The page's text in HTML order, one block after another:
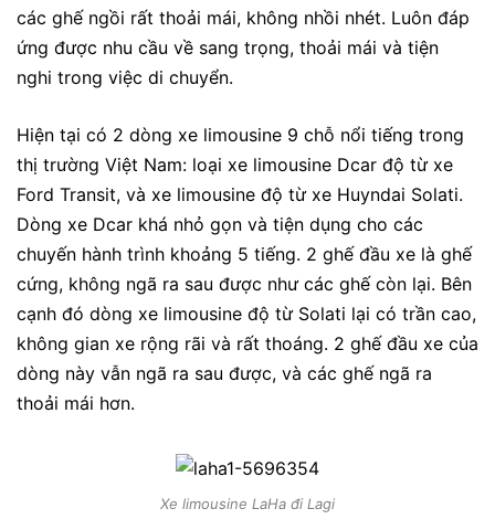
các ghế ngồi rất thoải mái, không nhồi nhét. Luôn đáp
ứng được nhu cầu về sang trọng, thoải mái và tiện
nghi trong việc di chuyển.
Hiện tại có 2 dòng xe limousine 9 chỗ nổi tiếng trong
thị trường Việt Nam: loại xe limousine Dcar độ từ xe
Ford Transit, và xe limousine độ từ xe Huyndai Solati.
Dòng xe Dcar khá nhỏ gọn và tiện dụng cho các
chuyến hành trình khoảng 5 tiếng. 2 ghế đầu xe là ghế
cứng, không ngã ra sau được như các ghế còn lại. Bên
cạnh đó dòng xe limousine độ từ Solati lại có trần cao,
không gian xe rộng rãi và rất thoáng. 2 ghế đầu xe của
dòng này vẫn ngã ra sau được, và các ghế ngã ra
thoải mái hơn.
Xe limousine LaHa đi Lagi